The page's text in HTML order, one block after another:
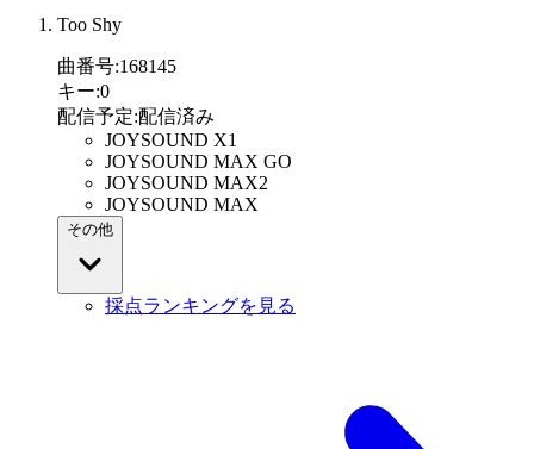
Too Shy
曲番号:168145
キー:0
配信予定:配信済み
JOYSOUND X1
JOYSOUND MAX GO
JOYSOUND MAX2
JOYSOUND MAX
その他
採点ランキングを見る